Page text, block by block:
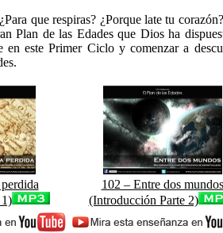
que respiras? ¿Porque late tu
Plan de las Edades que Dios ha
en este Primer Ciclo y comenzar a
102 – Entre dos mundos
(Introducción Parte 2)